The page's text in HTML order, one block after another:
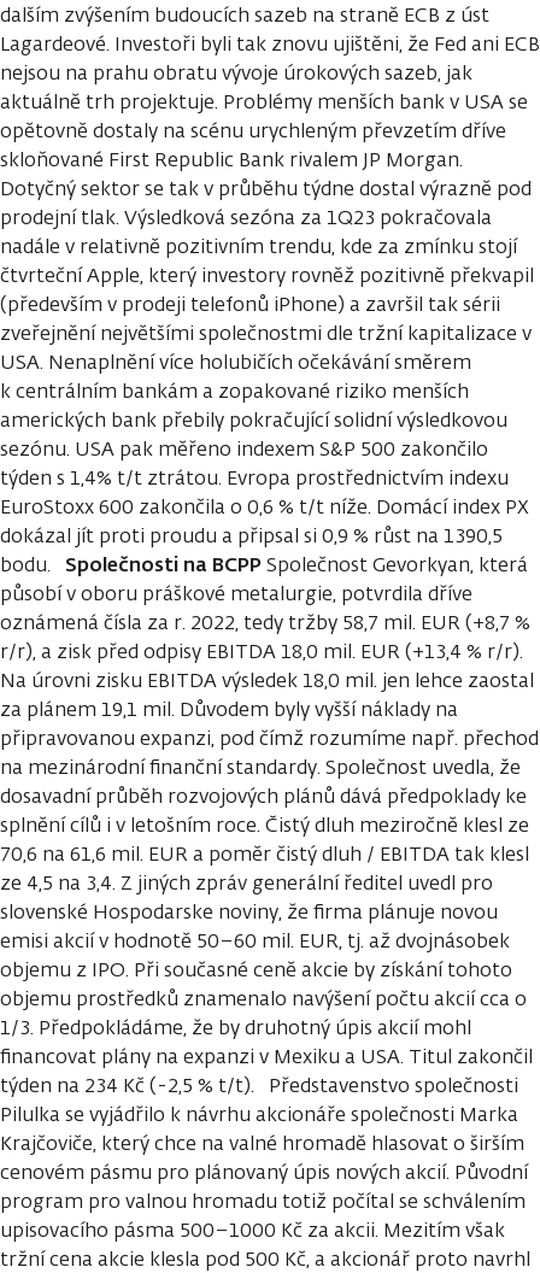
dalším zvýšením budoucích sazeb na straně ECB z úst
Lagardeové. Investoři byli tak znovu ujištěni, že Fed ani ECB
nejsou na prahu obratu vývoje úrokových sazeb, jak
aktuálně trh projektuje. Problémy menších bank v USA se
opětovně dostaly na scénu urychleným převzetím dříve
skloňované First Republic Bank rivalem JP Morgan.
Dotyčný sektor se tak v průběhu týdne dostal výrazně pod
prodejní tlak. Výsledková sezóna za 1Q23 pokračovala
nadále v relativně pozitivním trendu, kde za zmínku stojí
čtvrteční Apple, který investory rovněž pozitivně překvapil
(především v prodeji telefonů iPhone) a završil tak sérii
zveřejnění největšími společnostmi dle tržní kapitalizace v
USA. Nenaplnění více holubičích očekávání směrem
k centrálním bankám a zopakované riziko menších
amerických bank přebily pokračující solidní výsledkovou
sezónu. USA pak měřeno indexem S&P 500 zakončilo
týden s 1,4% t/t ztrátou. Evropa prostřednictvím indexu
EuroStoxx 600 zakončila o 0,6 % t/t níže. Domácí index PX
dokázal jít proti proudu a připsal si 0,9 % růst na 1390,5
bodu. Společnosti na BCPPSpolečnost Gevorkyan, která
působí v oboru práškové metalurgie, potvrdila dříve
oznámená čísla za r. 2022, tedy tržby 58,7 mil. EUR (+8,7 %
r/r), a zisk před odpisy EBITDA 18,0 mil. EUR (+13,4 % r/r).
Na úrovni zisku EBITDA výsledek 18,0 mil. jen lehce zaostal
za plánem 19,1 mil. Důvodem byly vyšší náklady na
připravovanou expanzi, pod čímž rozumíme např. přechod
na mezinárodní finanční standardy. Společnost uvedla, že
dosavadní průběh rozvojových plánů dává předpoklady ke
splnění cílů i v letošním roce. Čistý dluh meziročně klesl ze
70,6 na 61,6 mil. EUR a poměr čistý dluh / EBITDA tak klesl
ze 4,5 na 3,4. Z jiných zpráv generální ředitel uvedl pro
slovenské Hospodarske noviny, že firma plánuje novou
emisi akcií v hodnotě 50–60 mil. EUR, tj. až dvojnásobek
objemu z IPO. Při současné ceně akcie by získání tohoto
objemu prostředků znamenalo navýšení počtu akcií cca o
1/3. Předpokládáme, že by druhotný úpis akcií mohl
financovat plány na expanzi v Mexiku a USA. Titul zakončil
týden na 234 Kč (-2,5 % t/t). Představenstvo společnosti
Pilulka se vyjádřilo k návrhu akcionáře společnosti Marka
Krajčoviče, který chce na valné hromadě hlasovat o širším
cenovém pásmu pro plánovaný úpis nových akcií. Původní
program pro valnou hromadu totiž počítal se schválením
upisovacího pásma 500–1000 Kč za akcii. Mezitím však
tržní cena akcie klesla pod 500 Kč, a akcionář proto navrhl